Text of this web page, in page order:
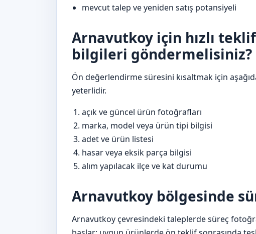
mevcut talep ve yeniden satış potansiyeli
Arnavutkoy için hızlı
bilgileri göndermelisiniz?
Ön değerlendirme süresini kısaltmak için
yeterlidir.
açık ve güncel ürün fotoğrafları
marka, model veya ürün tipi bilgisi
adet ve ürün listesi
hasar veya eksik parça bilgisi
alım yapılacak ilçe ve kat durumu
Arnavutkoy bölgesinde
Arnavutkoy çevresindeki taleplerde süreç